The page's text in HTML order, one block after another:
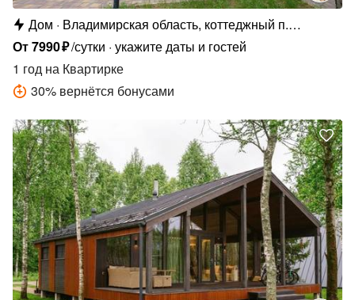
Дом
Владимирская область, коттеджный п.
Сосновые Озёра
От7990₽/сутки укажите даты и гостей
1 год на Квартирке
30% вернётся бонусами